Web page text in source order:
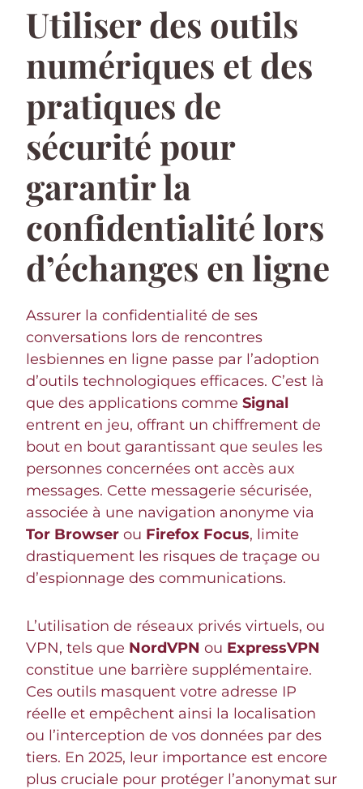
Utiliser des outils
numériques et des
pratiques de
sécurité pour
garantir la
confidentialité lors
d’échanges en ligne
Assurer la confidentialité de ses
conversations lors de rencontres
lesbiennes en ligne passe par l’adoption
d’outils technologiques efficaces. C’est là
que des applications comme Signal
entrent en jeu, offrant un chiffrement de
bout en bout garantissant que seules les
personnes concernées ont accès aux
messages. Cette messagerie sécurisée,
associée à une navigation anonyme via
Tor Browser ou Firefox Focus, limite
drastiquement les risques de traçage ou
d’espionnage des communications.
L’utilisation de réseaux privés virtuels, ou
VPN, tels que NordVPN ou ExpressVPN
constitue une barrière supplémentaire.
Ces outils masquent votre adresse IP
réelle et empêchent ainsi la localisation
ou l’interception de vos données par des
tiers. En 2025, leur importance est encore
plus cruciale pour protéger l’anonymat sur